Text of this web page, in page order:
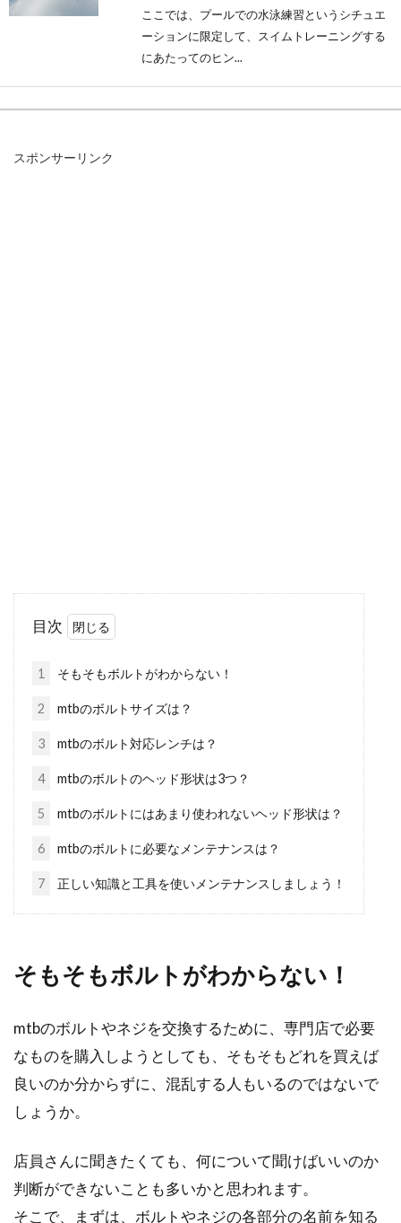
ここでは、プールでの水泳練習というシチュエ
ーションに限定して、スイムトレーニングする
にあたってのヒン...
一般的な自転車と違い、直径20インチ以下のタ
イヤを履いている自転車のタイヤ寿命は、驚く
自転車でツーリングに出掛けるとき
におすすめな車種はなに？
自転車でツーリングに出掛けたい！でも車種が
たくさんあって何を選べいいか分からない。そ
んなお悩みを...
違反はあるの？
のでしょうか。ロードバイクなどでレースに出
る際は速度を気...
法が知りたい！
自転車に長年乗っていると、タイヤやホイール
スポンサーリンク
目次
1 そもそもボルトがわからない！
2 mtbのボルトサイズは？
3 mtbのボルト対応レンチは？
4 mtbのボルトのヘッド形状は3つ？
5 mtbのボルトにはあまり使われないヘッド形状は？
6 mtbのボルトに必要なメンテナンスは？
7 正しい知識と工具を使いメンテナンスしましょう！
そもそもボルトがわからない！
mtbのボルトやネジを交換するために、専門店で必要
なものを購入しようとしても、そもそもどれを買えば
良いのか分からずに、混乱する人もいるのではないで
しょうか。
店員さんに聞きたくても、何について聞けばいいのか
判断ができないことも多いかと思われます。
そこで、まずは、ボルトやネジの各部分の名前を知る